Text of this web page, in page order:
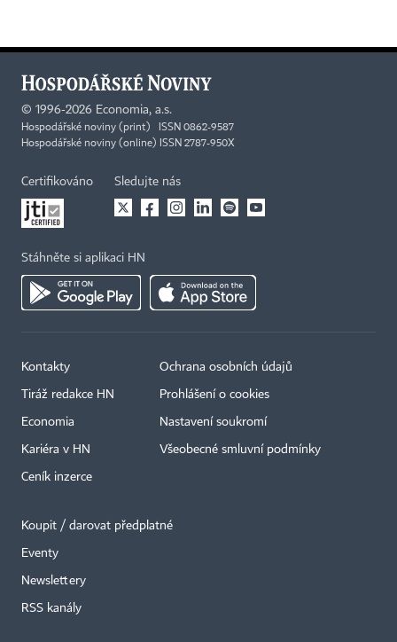
© 1996-2026 Economia, a.s.
Hospodářské noviny (print) ISSN 0862-9587
Hospodářské noviny (online) ISSN 2787-950X
Certifikováno Sledujte nás
Stáhněte si aplikaci HN
Kontakty
Tiráž redakce HN
Economia
Kariéra v HN
Ceník inzerce
Ochrana osobních údajů
Prohlášení o cookies
Nastavení soukromí
Všeobecné smluvní podmínky
Koupit / darovat předplatné
Eventy
Newslettery
RSS kanály